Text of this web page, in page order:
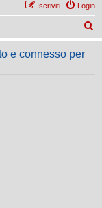
Login
Iscriviti
e
e connesso per